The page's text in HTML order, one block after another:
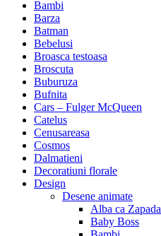
Bambi
Barza
Batman
Bebelusi
Broasca testoasa
Broscuta
Buburuza
Bufnita
Cars – Fulger McQueen
Catelus
Cenusareasa
Cosmos
Dalmatieni
Decoratiuni florale
Design
Desene animate
Alba ca Zapada
Baby Boss